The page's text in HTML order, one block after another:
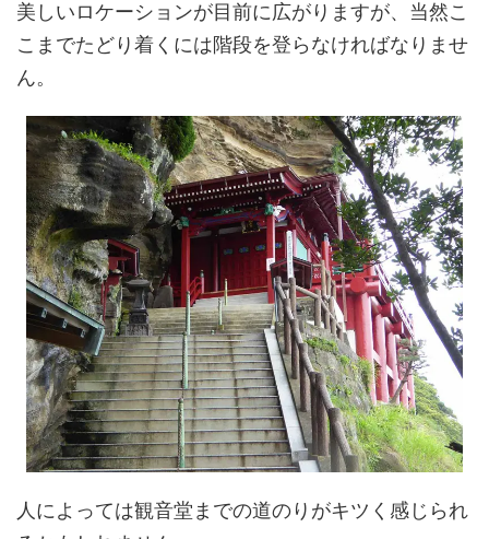
美しいロケーションが目前に広がりますが、当然こ
こまでたどり着くには階段を登らなければなりませ
ん。
人によっては観音堂までの道のりがキツく感じられ